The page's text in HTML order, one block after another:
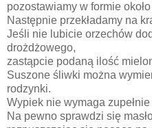
pozostawiamy w formie
Następnie przekładamy na
Jeśli nie lubicie orzechów
drożdżowego,
zastąpcie podaną ilość
Suszone śliwki można
rodzynki.
Wypiek nie wymaga
Na pewno sprawdzi się